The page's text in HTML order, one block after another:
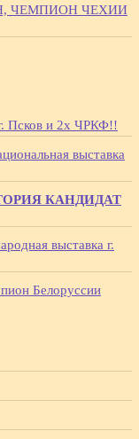
ЧЕМПИОН ЧЕХИИ
Псков и 2х ЧРКФ!!
выставка
КАНДИДАТ
выставка г.
Белоруссии